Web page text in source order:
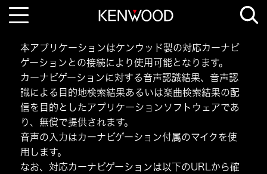
T
e
n
a
v
g
a
t
o
n
本アプリケーションはケンウッド製の対応カーナビ
ゲーションとの接続により使用可能となります。
カーナビゲーションに対する音声認識結果、音声認
識による目的地検索結果あるいは楽曲検索結果の配
信を目的としたアプリケーションソフトウェアであ
り、無償で提供されます。
音声の入力はカーナビゲーション付属のマイクを使
用します。
なお、対応カーナビゲーションは以下のURLから確